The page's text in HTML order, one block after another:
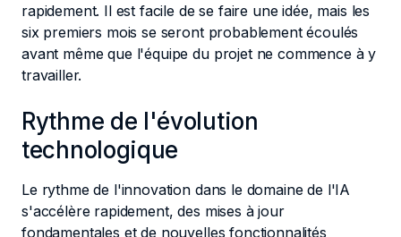
rapidement. Il est facile de se faire une idée, mais les
six premiers mois se seront probablement écoulés
avant même que l'équipe du projet ne commence à y
travailler.
Rythme de l'évolution
technologique
Le rythme de l'innovation dans le domaine de l'IA
s'accélère rapidement, des mises à jour
fondamentales et de nouvelles fonctionnalités